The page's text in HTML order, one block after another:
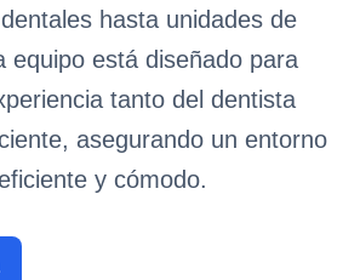
hasta unidades de
equipo está diseñado para
tanto del dentista
asegurando un entorno
y cómodo.